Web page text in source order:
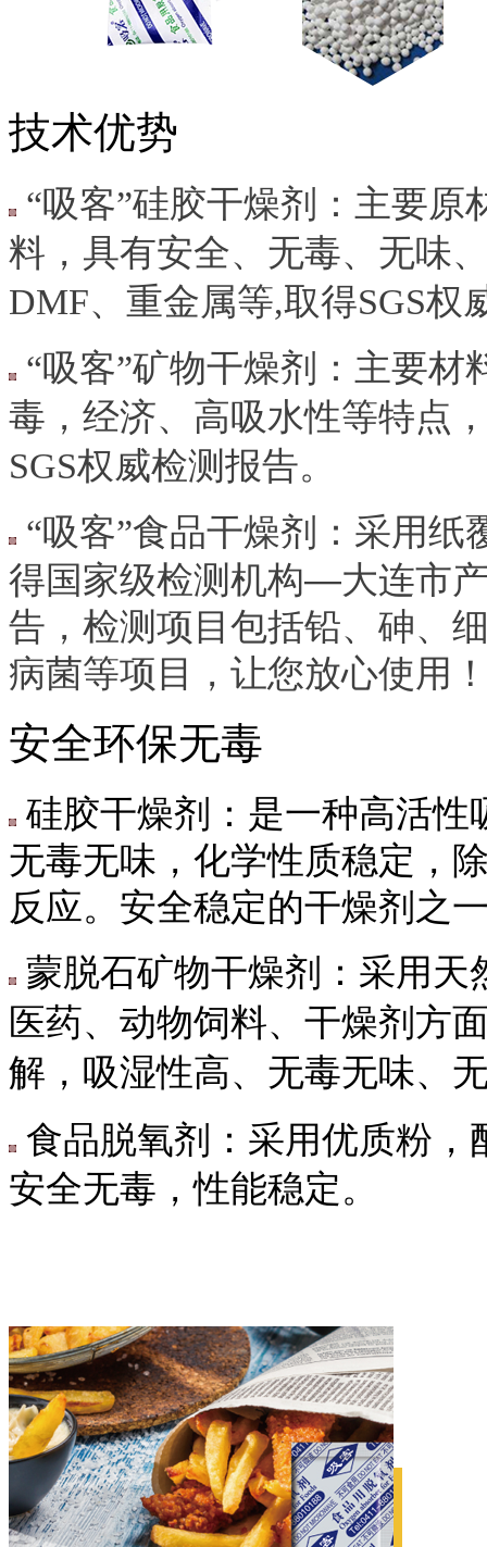
技术优势
“吸客”硅胶干燥剂：主要
料，具有安全、无毒、无味
DMF、重金属等,取得SGS权
“吸客”矿物干燥剂：主要
毒，经济、高吸水性等特点
SGS权威检测报告。
“吸客”食品干燥剂：采用纸
得国家级检测机构—大连市
告，检测项目包括铅、砷、
病菌等项目，让您放心使用
安全环保无毒
硅胶干燥剂：是一种高活
无毒无味，化学性质稳定，
反应。安全稳定的干燥剂之
蒙脱石矿物干燥剂：采用
医药、动物饲料、干燥剂方
解，吸湿性高、无毒无味、
食品脱氧剂：采用优质粉
安全无毒，性能稳定。